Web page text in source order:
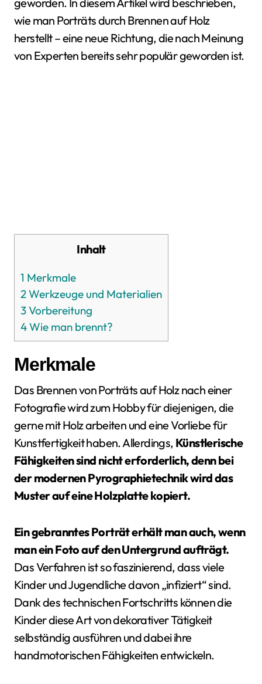
wie man Porträts durch Brennen auf Holz
herstellt – eine neue Richtung, die nach Meinung
von Experten bereits sehr populär geworden ist.
Inhalt
1 Merkmale
2Werkzeuge und Materialien
3Vorbereitung
4Wie man brennt?
Merkmale
Das Brennen von Porträts auf Holz nach einer
Fotografie wird zum Hobby für diejenigen, die
gerne mit Holz arbeiten und eine Vorliebe für
Kunstfertigkeit haben. Allerdings, Künstlerische
Fähigkeiten sind nicht erforderlich, denn bei
der modernen Pyrographietechnik wird das
Muster auf eine Holzplatte kopiert.
Ein gebranntes Porträt erhält man auch, wenn
man ein Foto auf den Untergrund aufträgt.
Das Verfahren ist so faszinierend, dass viele
Kinder und Jugendliche davon „infiziert“ sind.
Dank des technischen Fortschritts können die
Kinder diese Art von dekorativer Tätigkeit
selbständig ausführen und dabei ihre
handmotorischen Fähigkeiten entwickeln.